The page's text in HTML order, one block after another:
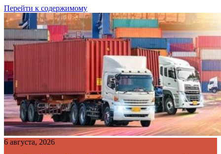
Перейти к содержимому
6 августа, 2026